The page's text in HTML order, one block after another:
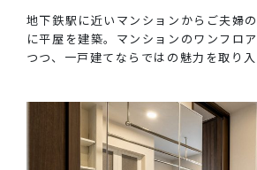
地下鉄駅に近いマンションからご夫婦
に平屋を建築。マンションのワンフロ
つつ、一戸建てならではの魅力を取り入